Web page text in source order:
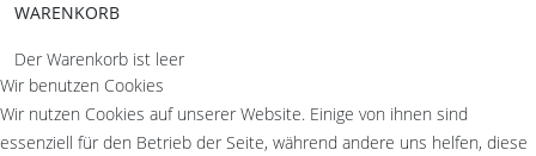
WARENKORB
Der Warenkorb ist leer
Wir benutzen Cookies
Wir nutzen Cookies auf unserer Website. Einige von ihnen sind
essenziell für den Betrieb der Seite, während andere uns helfen, diese